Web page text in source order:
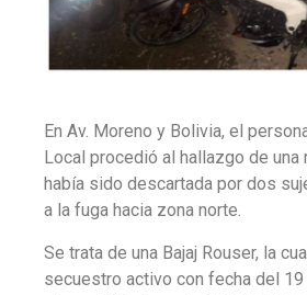
En Av. Moreno y Bolivia, el
Local procedió al hallazgo de
había sido descartada por dos
a la fuga hacia zona norte.
Se trata de una Bajaj Rouser, la
secuestro activo con fecha del